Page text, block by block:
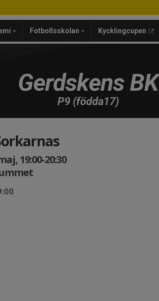
Fotbollsskolan Kycklingcupen
Gerdskens BK
P9 (födda17)
19:00-20:30